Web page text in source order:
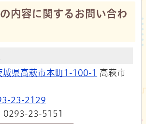
内容に関するお問い合わ
城県高萩市本町1-100-1 高萩市
23-2129
0293-23-5151